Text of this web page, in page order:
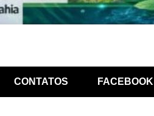
CONTATOS FACEBOOK